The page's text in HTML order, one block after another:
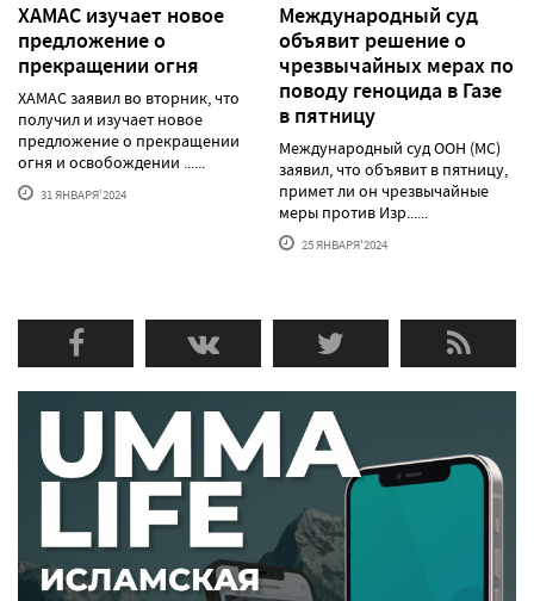
ХАМАС изучает новое
предложение о
прекращении огня
ХАМАС заявил во вторник, что
получил и изучает новое
предложение о прекращении
огня и освобождении ......
31 ЯНВАРЯ'2024
Международный суд
объявит решение о
чрезвычайных мерах по
поводу геноцида в Газе
в пятницу
Международный суд ООН (МС)
заявил, что объявит в пятницу,
примет ли он чрезвычайные
меры против Изр......
25 ЯНВАРЯ'2024